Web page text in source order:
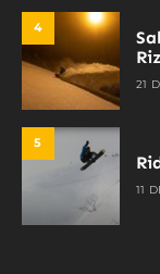
4
21
5
11